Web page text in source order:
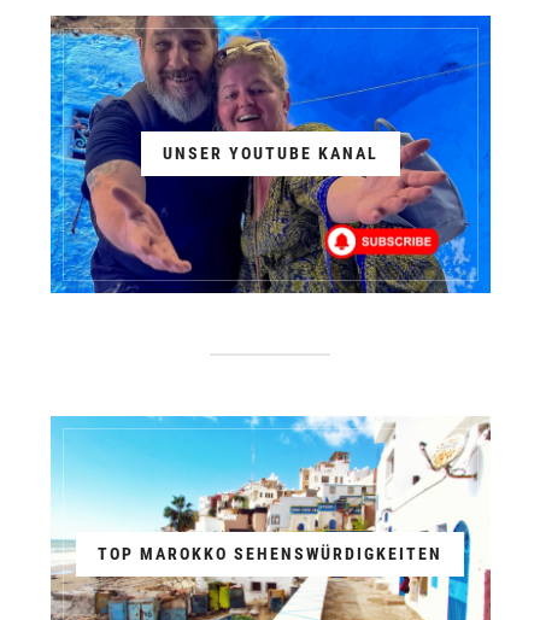
UNSER YOUTUBE KANAL
TOP MAROKKO SEHENSWÜRDIGKEITEN